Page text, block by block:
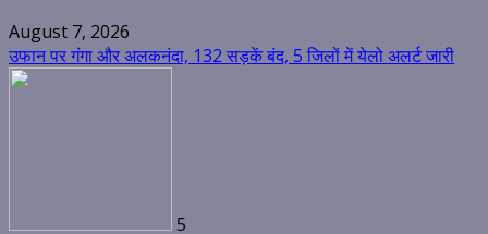
August 7, 2026
उफान पर गंगा और अलकनंदा, 132 सड़कें बंद, 5 जिलों में येलो अलर्ट जारी
5